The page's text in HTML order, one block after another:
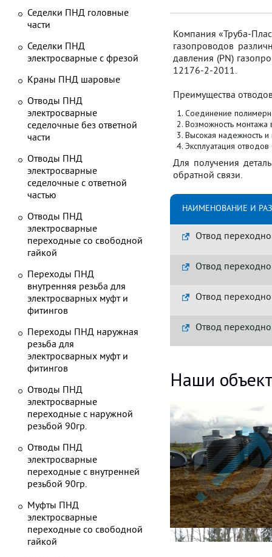
Компания «Труба-
газопроводов
давления (PN)
12176-2-2011.
Преимущества
Соединение
Возможность монтажа
Высокая надежность и
Эксплуатация
Для получения
обратной связи.
НАИМЕНОВАНИЕ И
Отвод
Отвод
Отвод
Отвод
Наши
Седелки ПНД головные
части
Седелки ПНД
электросварные с фрезой
Краны ПНД шаровые
Отводы ПНД
электросварные
седелочные без ответной
части
Отводы ПНД
электросварные
седелочные с ответной
частью
Отводы ПНД
электросварные
переходные со свободной
гайкой
Переходы ПНД
внутренняя резьба для
электросварных муфт и
фитингов
Переходы ПНД наружная
резьба для
электросварных муфт и
фитингов
Отводы ПНД
электросварные
переходные с наружной
резьбой 90гр.
Отводы ПНД
электросварные
переходные с внутренней
резьбой 90гр.
Муфты ПНД
электросварные
переходные со свободной
гайкой